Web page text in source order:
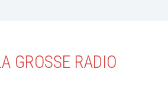
GROSSE RADIO